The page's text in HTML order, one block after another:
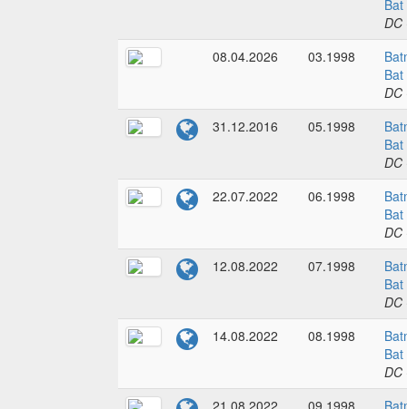
DC
08.04.2026
03.1998
DC
31.12.2016
05.1998
DC
22.07.2022
06.1998
DC
12.08.2022
07.1998
DC
14.08.2022
08.1998
DC